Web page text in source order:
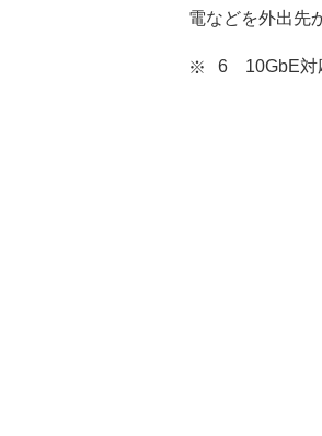
電などを外出先
6 10GbE対